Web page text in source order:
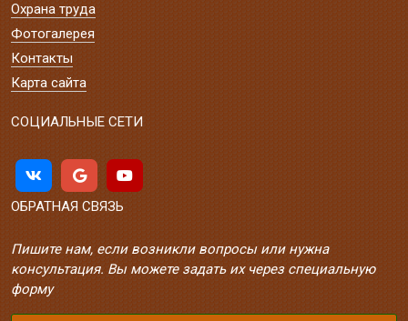
Охрана труда
Фотогалерея
Контакты
Карта сайта
СОЦИАЛЬНЫЕ СЕТИ
ОБРАТНАЯ СВЯЗЬ
Пишите нам, если возникли вопросы или нужна
консультация. Вы можете задать их через специальную
форму